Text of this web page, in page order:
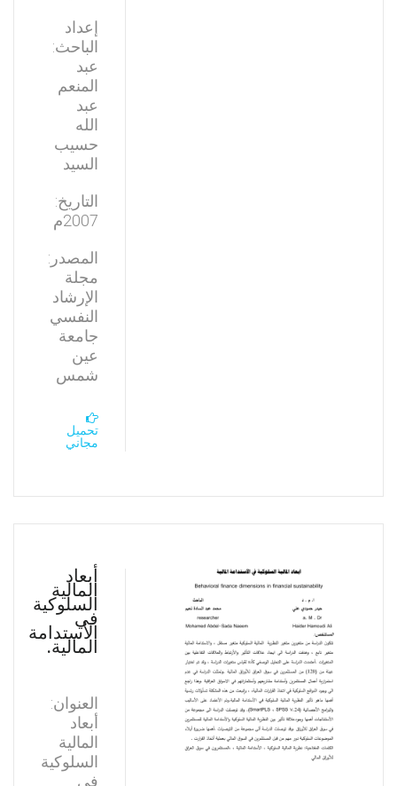
إعداد
الباحث:
عبد
المنعم
عبد
الله
حسيب
السيد
التاريخ:
2007م
المصدر:
مجلة
الإرشاد
النفسي
جامعة
عين
شمس
تحميل
مجاني
أبعاد
المالية
السلوكية
في
الأستدامة
المالية.
العنوان:
أبعاد
المالية
السلوكية
في